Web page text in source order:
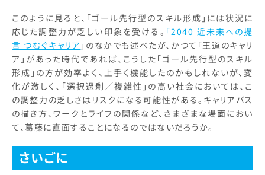
このように見ると、「ゴール先行型のスキル形成」には状況に
応じた調整力が乏しい印象を受ける。 「2040 近未来への提
言 つむぐキャリア 」のなかでも述べたが、かつて「王道のキャリ
ア」があった時代であれば、こうした「ゴール先行型のスキル
形成」の方が効率よく、上手く機能したのかもしれないが、変
化が激しく、「選択過剰／複雑性」の高い社会においては、こ
の調整力の乏しさはリスクになる可能性がある。キャリアパス
の描き方、ワークとライフの関係など、さまざまな場面におい
て、葛藤に直面することになるのではないだろうか。
さいごに